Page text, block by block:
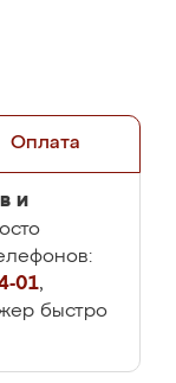
Оплата
и
01,
быстро